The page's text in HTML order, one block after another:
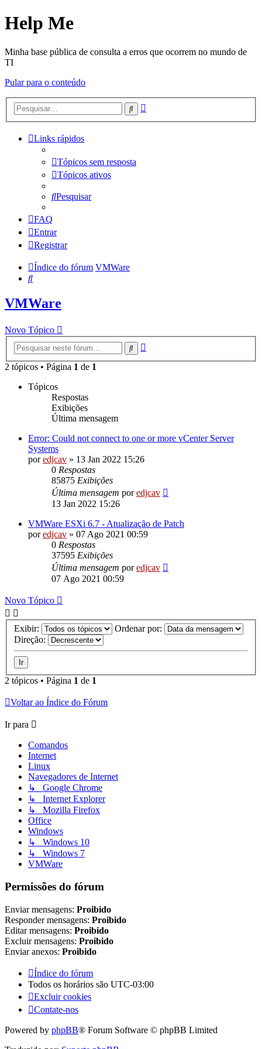
Help Me
Minha base pública de consulta a erros que ocorrem no mundo de
TI
Pular para o conteúdo
Pesquisar
Links rápidos
Tópicos sem resposta
Tópicos ativos
Pesquisar
FAQ
Entrar
Registrar
Índice do fórum VMWare
Pesquisar
VMWare
Novo Tópico
Pesquisar
2 tópicos • Página 1 de 1
Tópicos
Respostas
Exibições
Última mensagem
Error: Could not connect to one or more vCenter Server
Systems
poredjcav » 13 Jan 2022 15:26
0 Respostas
85875 Exibições
Última mensagem poredjcav
13 Jan 2022 15:26
VMWare ESXi 6.7 - Atualização de Patch
poredjcav » 07 Ago 2021 00:59
0 Respostas
37595 Exibições
Última mensagem poredjcav
07 Ago 2021 00:59
Novo Tópico
Exibir:
Ordenar por:
Direção:
2 tópicos • Página 1 de 1
Voltar ao Índice do Fórum
Ir para
Comandos
Internet
Linux
Navegadores de Internet
↳ Google Chrome
↳ Internet Explorer
↳ Mozilla Firefox
Office
Windows
↳ Windows 10
↳ Windows 7
VMWare
Permissões do fórum
Enviar mensagens: Proibido
Responder mensagens: Proibido
Editar mensagens: Proibido
Excluir mensagens: Proibido
Enviar anexos: Proibido
Índice do fórum
Todos os horários são UTC-03:00
Excluir cookies
Contate-nos
Powered by phpBB® Forum Software © phpBB Limited